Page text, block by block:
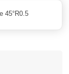
45°R0.5